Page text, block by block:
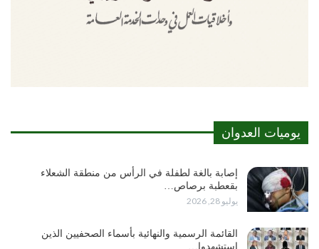
يوميات العدوان
إصابة بالغة لطفلة في الرأس من منطقة الشعلاء
بقعطبة برصاص…
يوليو 28, 2026
القائمة الرسمية والنهائية بأسماء الصحفيين الذين
استشهدوا…